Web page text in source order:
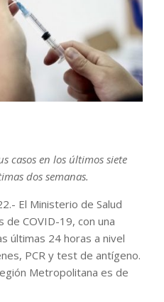
casos en los últimos siete
dos semanas.
El Ministerio de Salud
de COVID-19, con una
últimas 24 horas a nivel
PCR y test de antígeno.
Metropolitana es de